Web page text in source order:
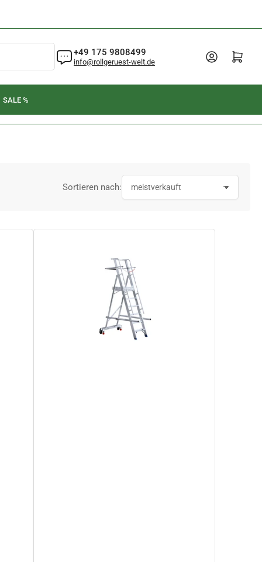
+49 175 9808499
info@rollgeruest-welt.de
AnmeldenMini-Warenkorb öffnen
SALE %
Sortieren nach: